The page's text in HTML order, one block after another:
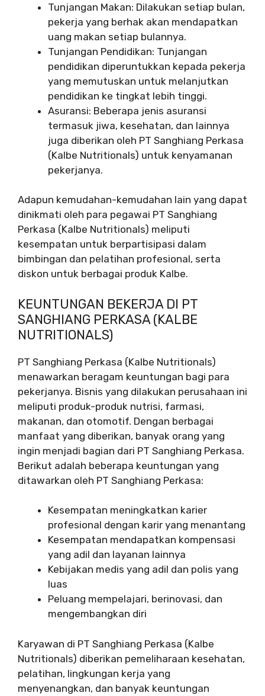
Tunjangan Makan: Dilakukan setiap bulan,
pekerja yang berhak akan mendapatkan
uang makan setiap bulannya.
Tunjangan Pendidikan: Tunjangan
pendidikan diperuntukkan kepada pekerja
yang memutuskan untuk melanjutkan
pendidikan ke tingkat lebih tinggi.
Asuransi: Beberapa jenis asuransi
termasuk jiwa, kesehatan, dan lainnya
juga diberikan oleh PT Sanghiang Perkasa
(Kalbe Nutritionals) untuk kenyamanan
pekerjanya.
Adapun kemudahan-kemudahan lain yang dapat
dinikmati oleh para pegawai PT Sanghiang
Perkasa (Kalbe Nutritionals) meliputi
kesempatan untuk berpartisipasi dalam
bimbingan dan pelatihan profesional, serta
diskon untuk berbagai produk Kalbe.
KEUNTUNGAN BEKERJA DI PT
SANGHIANG PERKASA (KALBE
NUTRITIONALS)
PT Sanghiang Perkasa (Kalbe Nutritionals)
menawarkan beragam keuntungan bagi para
pekerjanya. Bisnis yang dilakukan perusahaan ini
meliputi produk-produk nutrisi, farmasi,
makanan, dan otomotif. Dengan berbagai
manfaat yang diberikan, banyak orang yang
ingin menjadi bagian dari PT Sanghiang Perkasa.
Berikut adalah beberapa keuntungan yang
ditawarkan oleh PT Sanghiang Perkasa:
Kesempatan meningkatkan karier
profesional dengan karir yang menantang
Kesempatan mendapatkan kompensasi
yang adil dan layanan lainnya
Kebijakan medis yang adil dan polis yang
luas
Peluang mempelajari, berinovasi, dan
mengembangkan diri
Karyawan di PT Sanghiang Perkasa (Kalbe
Nutritionals) diberikan pemeliharaan kesehatan,
pelatihan, lingkungan kerja yang
menyenangkan, dan banyak keuntungan